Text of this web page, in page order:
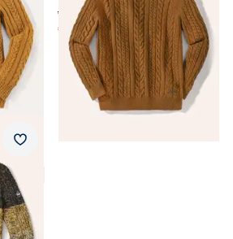
ab € 139,99
€ 59,99 (-57%)
Merkzettel